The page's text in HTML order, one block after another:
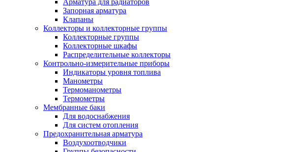
Арматура для радиаторов
Запорная арматура
Клапаны
Коллекторы и коллекторные группы
Коллекторные группы
Коллекторные шкафы
Распределительные коллекторы
Контрольно-измерительные приборы
Индикаторы уровня топлива
Манометры
Термоманометры
Термометры
Мембранные баки
Для водоснабжения
Для систем отопления
Предохранительная арматура
Воздухоотводчики